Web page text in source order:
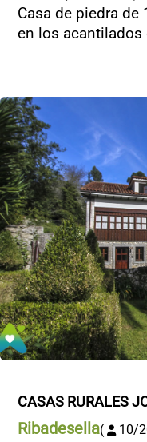
Casa de piedra
en los acantilados
CASAS RURALES
Ribadesella( 10/